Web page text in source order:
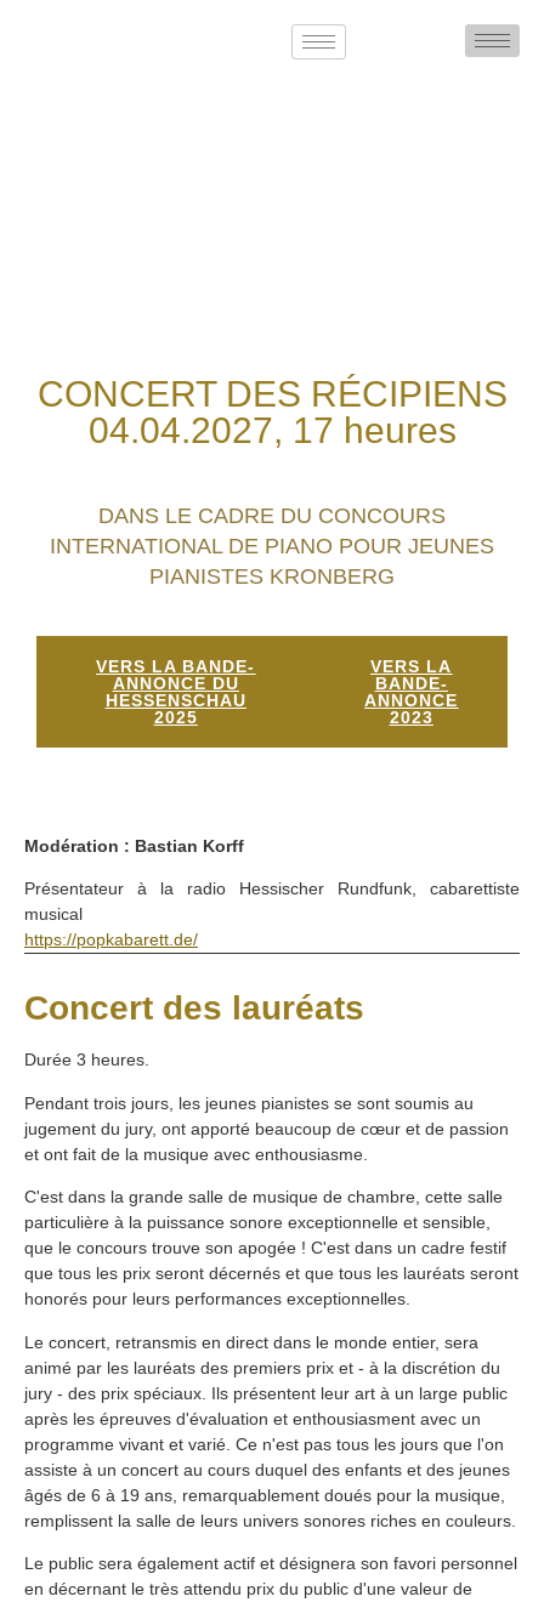
CONCERT DES RÉCIPIENS
04.04.2027, 17 heures
DANS LE CADRE DU CONCOURS
INTERNATIONAL DE PIANO POUR JEUNES
PIANISTES KRONBERG
VERS LA BANDE-
ANNONCE DU
HESSENSCHAU
2025
VERS LA
BANDE-
ANNONCE
2023
Modération : Bastian Korff
Présentateur à la radio Hessischer Rundfunk, cabarettiste
musical
https://popkabarett.de/
Concert des lauréats
Durée 3 heures.
Pendant trois jours, les jeunes pianistes se sont soumis au
jugement du jury, ont apporté beaucoup de cœur et de passion
et ont fait de la musique avec enthousiasme.
C'est dans la grande salle de musique de chambre, cette salle
particulière à la puissance sonore exceptionnelle et sensible,
que le concours trouve son apogée ! C'est dans un cadre festif
que tous les prix seront décernés et que tous les lauréats seront
honorés pour leurs performances exceptionnelles.
Le concert, retransmis en direct dans le monde entier, sera
animé par les lauréats des premiers prix et - à la discrétion du
jury - des prix spéciaux. Ils présentent leur art à un large public
après les épreuves d'évaluation et enthousiasment avec un
programme vivant et varié. Ce n'est pas tous les jours que l'on
assiste à un concert au cours duquel des enfants et des jeunes
âgés de 6 à 19 ans, remarquablement doués pour la musique,
remplissent la salle de leurs univers sonores riches en couleurs.
Le public sera également actif et désignera son favori personnel
en décernant le très attendu prix du public d'une valeur de